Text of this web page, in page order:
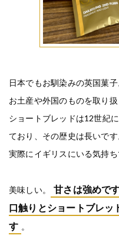
日本でもお馴染みの英国菓子
お土産や外国のものを取り
ショートブレッドは12世紀
ており、その歴史は長いです
実際にイギリスにいる気持
美味しい。
甘さは強めで
口触りとショートブレッ
す 。